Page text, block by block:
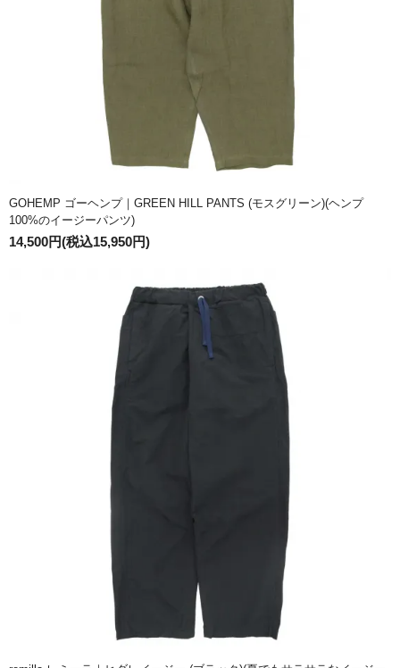
GOHEMP ゴーヘンプ｜GREEN HILL PANTS (モスグリーン)(ヘンプ
100%のイージーパンツ)
14,500円(税込15,950円)